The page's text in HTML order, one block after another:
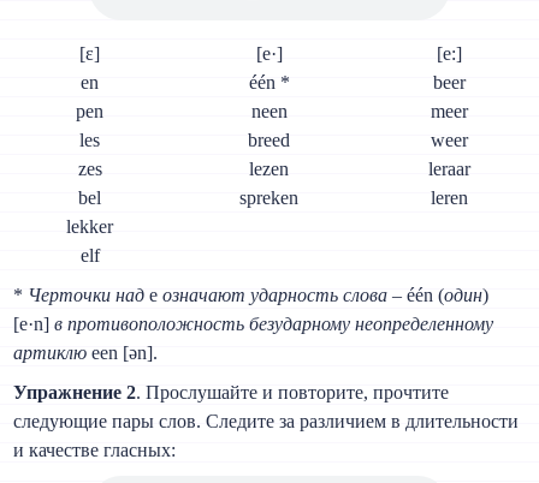
[ɛ]
en
pen
les
zes
bel
lekker
elf
[e·]
één *
neen
breed
lezen
spreken
[e:]
beer
meer
weer
leraar
leren
* Черточки над еозначают ударность слова – één (один)
[e·n]в противоположность безударному неопределенному
артиклю een [ən].
Упражнение 2. Прослушайте и повторите, прочтите
следующие пары слов. Следите за различием в длительности
и качестве гласных: